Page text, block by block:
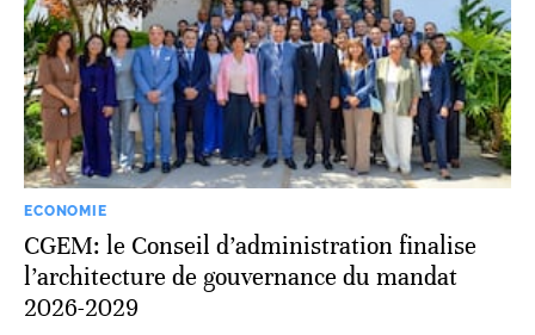
ECONOMIE
CGEM: le Conseil d’administration finalise
l’architecture de gouvernance du mandat
2026-2029